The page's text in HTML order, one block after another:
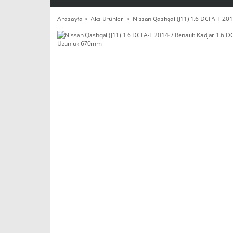
Anasayfa Aks Ürünleri Nissan Qashqai (J11) 1.6 DCI A-T